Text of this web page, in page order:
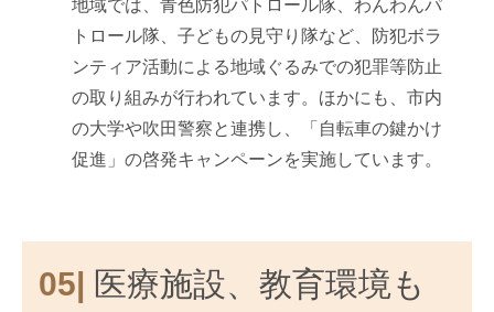
地域では、青色防犯パトロール隊、わんわんパ
トロール隊、子どもの見守り隊など、防犯ボラ
ンティア活動による地域ぐるみでの犯罪等防止
の取り組みが行われています。ほかにも、市内
の大学や吹田警察と連携し、「自転車の鍵かけ
促進」の啓発キャンペーンを実施しています。
05| 医療施設、教育環境も